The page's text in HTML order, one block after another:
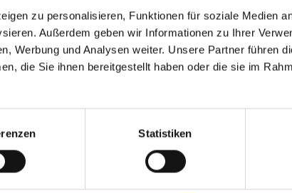
zu personalisieren, Funktionen für soziale Medien
Außerdem geben wir Informationen zu Ihrer
Werbung und Analysen weiter. Unsere Partner führen
die Sie ihnen bereitgestellt haben oder die sie im
Statistiken
während des
mit sich, die viele Angehörige zunächst
sorgen dafür, dass keine Frist versäumt
in den ersten Wochen schafft. Zusätzlich
und stimmen Drucktermine mit der